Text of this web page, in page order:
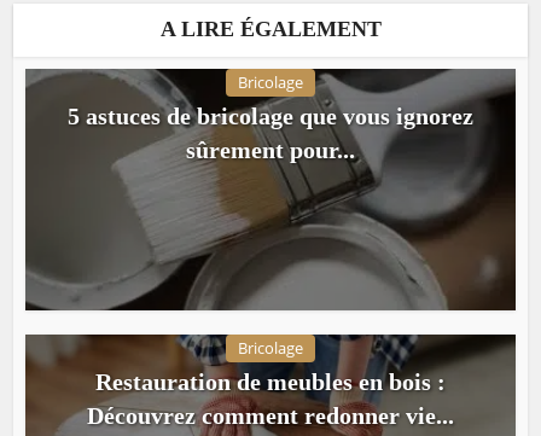
A LIRE ÉGALEMENT
Bricolage
5 astuces de bricolage que vous ignorez
sûrement pour...
Bricolage
Restauration de meubles en bois :
Découvrez comment redonner vie...